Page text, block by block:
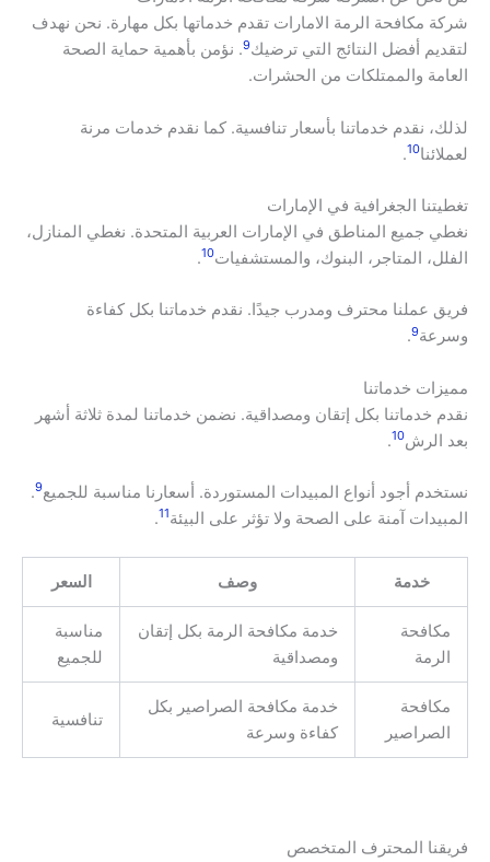
شركة مكافحة الرمة الامارات تقدم خدماتها بكل مهارة. نحن نهدف
لتقديم أفضل النتائج التي ترضيك9. نؤمن بأهمية حماية الصحة
العامة والممتلكات من الحشرات.
لذلك، نقدم خدماتنا بأسعار تنافسية. كما نقدم خدمات مرنة
لعملائنا10
.
تغطيتنا الجغرافية في الإمارات
نغطي جميع المناطق في الإمارات العربية المتحدة. نغطي المنازل،
الفلل، المتاجر، البنوك، والمستشفيات10
.
فريق عملنا محترف ومدرب جيدًا. نقدم خدماتنا بكل كفاءة
وسرعة9
.
مميزات خدماتنا
نقدم خدماتنا بكل إتقان ومصداقية. نضمن خدماتنا لمدة ثلاثة أشهر
بعد الرش10
.
نستخدم أجود أنواع المبيدات المستوردة. أسعارنا مناسبة للجميع9
.
المبيدات آمنة على الصحة ولا تؤثر على البيئة11
.
خدمة وصف السعر
مكافحة
الرمة
خدمة مكافحة الرمة بكل إتقان
ومصداقية
مناسبة
للجميع
مكافحة
الصراصير
خدمة مكافحة الصراصير بكل
كفاءة وسرعة
تنافسية
فريقنا المحترف المتخصص